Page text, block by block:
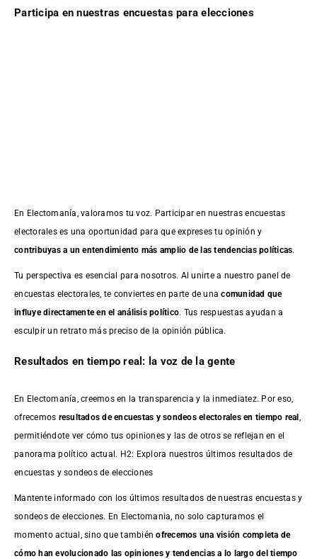
Participa en nuestras encuestas para elecciones
En Electomanía, valoramos tu voz. Participar en nuestras encuestas
electorales es una oportunidad para que expreses tu opinión y
contribuyas a un entendimiento más amplio de las tendencias políticas.
Tu perspectiva es esencial para nosotros. Al unirte a nuestro panel de
encuestas electorales, te conviertes en parte de unacomunidad que
influye directamente en el análisis político. Tus respuestas ayudan a
esculpir un retrato más preciso de la opinión pública.
Resultados en tiempo real: la voz de la gente
En Electomanía, creemos en la transparencia y la inmediatez. Por eso,
ofrecemos resultados deencuestas y sondeos electorales en tiempo real
permitiéndote ver cómo tus opiniones y las de otros se reflejan en el
panorama político actual. H2: Explora nuestros últimos resultados de
encuestas y sondeos de elecciones
Mantente informado con los últimos resultados de nuestras encuestasy
sondeos de elecciones. En Electomania, no solo capturamos el
momento actual, sino que tambiénofrecemos una visión completa de
cómo han evolucionado las opiniones y tendencias a lo largo del tiempo